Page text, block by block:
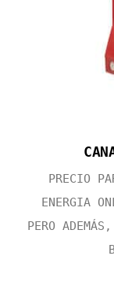
PRECIO
ENERGIA
PERO